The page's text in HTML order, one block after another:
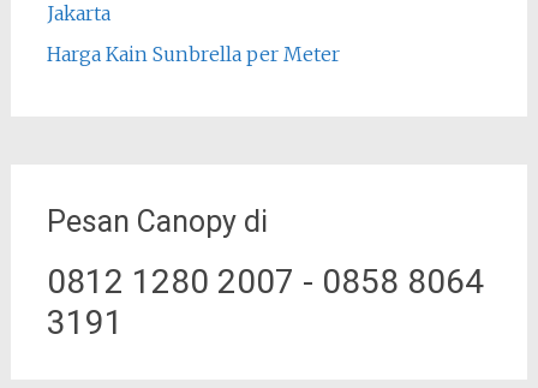
Jakarta
Harga Kain Sunbrella per Meter
Pesan Canopy di
0812 1280 2007 - 0858 8064
3191